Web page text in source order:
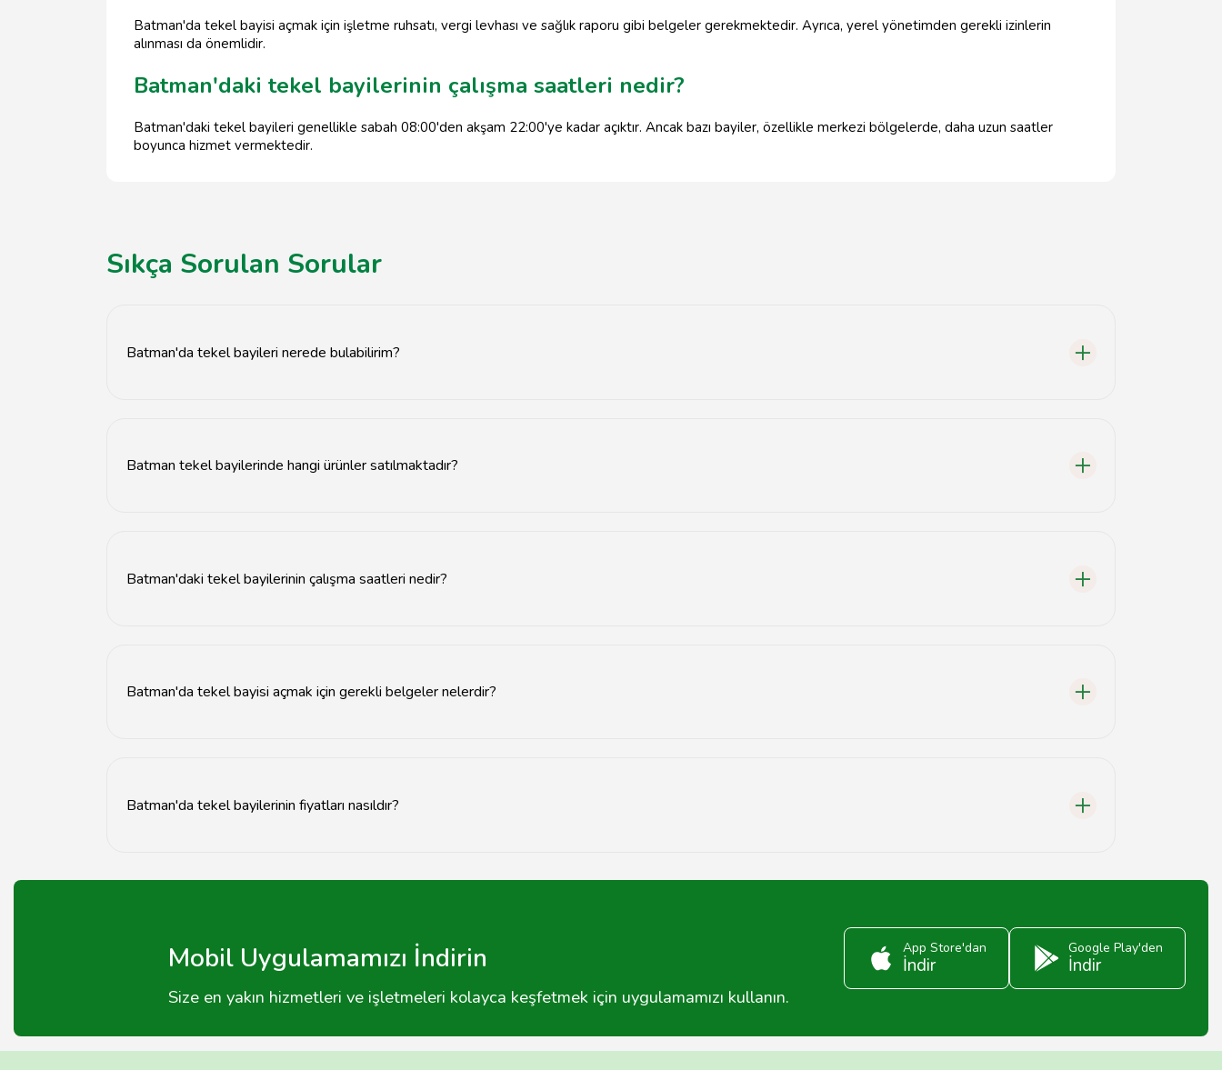
Batman'da tekel bayisi açmak için işletme ruhsatı, vergi levhası ve sağlık raporu gibi belgeler gerekmektedir. Ayrıca, yerel yönetimden gerekli izinlerin
alınması da önemlidir.
Batman'daki tekel bayilerinin çalışma saatleri nedir?
Batman'daki tekel bayileri genellikle sabah 08:00'den akşam 22:00'ye kadar açıktır. Ancak bazı bayiler, özellikle merkezi bölgelerde, daha uzun saatler
boyunca hizmet vermektedir.
Sıkça Sorulan Sorular
Batman'da tekel bayileri nerede bulabilirim?
Batman tekel bayilerinde hangi ürünler satılmaktadır?
Batman'daki tekel bayilerinin çalışma saatleri nedir?
Batman'da tekel bayisi açmak için gerekli belgeler nelerdir?
Batman'da tekel bayilerinin fiyatları nasıldır?
Mobil Uygulamamızı İndirin
Size en yakın hizmetleri ve işletmeleri kolayca keşfetmek için uygulamamızı kullanın.
App Store'dan
İndir
Google Play'den
İndir